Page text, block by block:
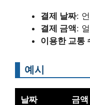
결제 날짜:
결제 금액:
이용한 교통
예시
날짜 금액